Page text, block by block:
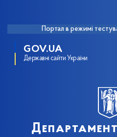
Портал в режимі
GOV.UA
Державні сайти України